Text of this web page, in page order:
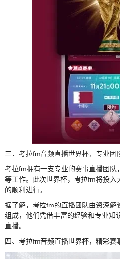
三、考拉fm音频直播世界杯，专业团
考拉fm拥有一支专业的赛事直播团队
等工作。此次世界杯，考拉fm将投入
的顺利进行。
据了解，考拉fm的直播团队由资深解
组成，他们凭借丰富的经验和专业知
直播。
四、考拉fm音频直播世界杯，精彩赛